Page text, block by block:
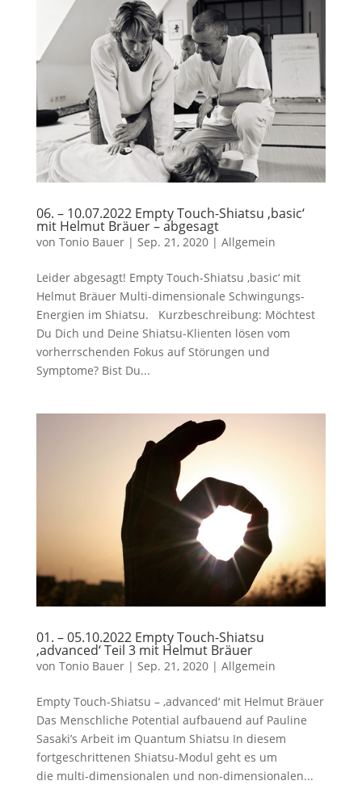
06. – 10.07.2022 Empty Touch-Shiatsu ‚basic‘
mit Helmut Bräuer – abgesagt
von Tonio Bauer| Sep. 21, 2020| Allgemein
Leider abgesagt! Empty Touch-Shiatsu ‚basic‘ mit
Helmut Bräuer Multi-dimensionale Schwingungs-
Energien im Shiatsu. Kurzbeschreibung: Möchtest
Du Dich und Deine Shiatsu-Klienten lösen vom
vorherrschenden Fokus auf Störungen und
Symptome? Bist Du...
01. – 05.10.2022 Empty Touch-Shiatsu
‚advanced‘ Teil 3 mit Helmut Bräuer
von Tonio Bauer| Sep. 21, 2020| Allgemein
Empty Touch-Shiatsu – ‚advanced‘ mit Helmut Bräuer
Das Menschliche Potential aufbauend auf Pauline
Sasaki’s Arbeit im Quantum Shiatsu In diesem
fortgeschrittenen Shiatsu-Modul geht es um
die multi-dimensionalen und non-dimensionalen...